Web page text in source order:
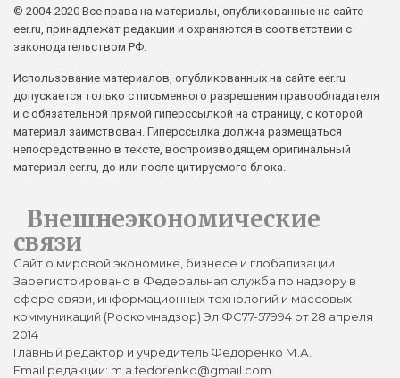
© 2004-2020 Все права на материалы, опубликованные на сайте
eer.ru, принадлежат редакции и охраняются в соответствии с
законодательством РФ.
Использование материалов, опубликованных на сайте eer.ru
допускается только с письменного разрешения правообладателя
и с обязательной прямой гиперссылкой на страницу, с которой
материал заимствован. Гиперссылка должна размещаться
непосредственно в тексте, воспроизводящем оригинальный
материал eer.ru, до или после цитируемого блока.
Внешнеэкономические
связи
Сайт о мировой экономике, бизнесе и глобализации
Зарегистрировано в Федеральная служба по надзору в
сфере связи, информационных технологий и массовых
коммуникаций (Роскомнадзор) Эл ФС77-57994 от 28 апреля
2014
Главный редактор и учредитель Федоренко М.А.
Email редакции: m.a.fedorenko@gmail.com.